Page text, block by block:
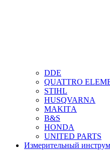
DDЕ
QUATTRO
STIHL
HUSQVARNA
MAKITА
B&S
HONDA
UNITED PARTS
Измерительный